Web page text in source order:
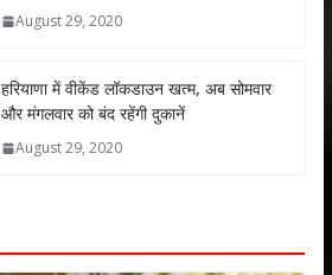
August 29, 2020
हरियाणा में वीकेंड लॉकडाउन खत्म, अब सोमवार
और मंगलवार को बंद रहेंगी दुकानें
August 29, 2020